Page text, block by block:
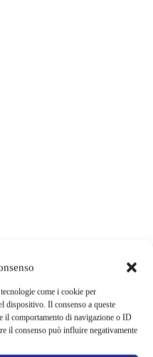
come i cookie per
dispositivo. Il consenso a queste
il comportamento di navigazione o ID
il consenso può influire negativamente
Video, squali e claustrofobia nel
una trappola
| Il sequel di Fall cambia
di fuga